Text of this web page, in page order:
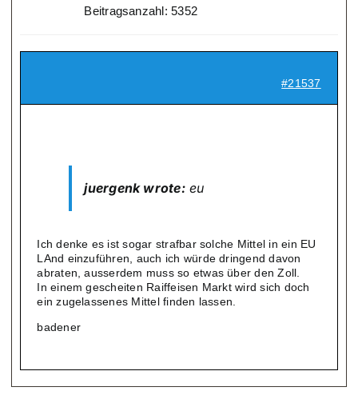
Beitragsanzahl: 5352
#21537
juergenk wrote:eu
Ich denke es ist sogar strafbar solche Mittel in ein EU
LAnd einzuführen, auch ich würde dringend davon
abraten, ausserdem muss so etwas über den Zoll.
In einem gescheiten Raiffeisen Markt wird sich doch
ein zugelassenes Mittel finden lassen.
badener